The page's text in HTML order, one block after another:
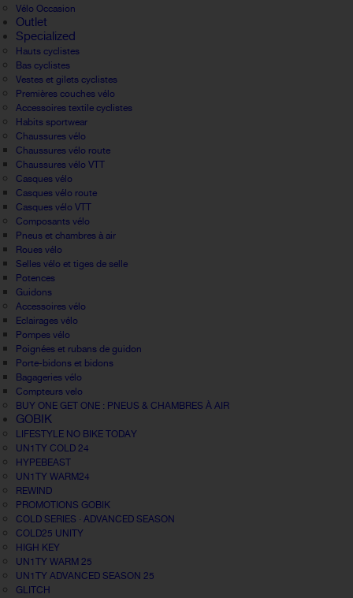
Vélo Occasion
Outlet
Specialized
Hauts cyclistes
Bas cyclistes
Vestes et gilets cyclistes
Premières couches vélo
Accessoires textile cyclistes
Habits sportwear
Chaussures vélo
Chaussures vélo route
Chaussures vélo VTT
Casques vélo
Casques vélo route
Casques vélo VTT
Composants vélo
Pneus et chambres à air
Roues vélo
Selles vélo et tiges de selle
Potences
Guidons
Accessoires vélo
Eclairages vélo
Pompes vélo
Poignées et rubans de guidon
Porte-bidons et bidons
Bagageries vélo
Compteurs velo
BUY ONE GET ONE : PNEUS & CHAMBRES À AIR
GOBIK
LIFESTYLE NO BIKE TODAY
UN1TY COLD 24
HYPEBEAST
UN1TY WARM24
REWIND
PROMOTIONS GOBIK
COLD SERIES · ADVANCED SEASON
COLD25 UNITY
HIGH KEY
UN1TY WARM 25
UN1TY ADVANCED SEASON 25
GLITCH